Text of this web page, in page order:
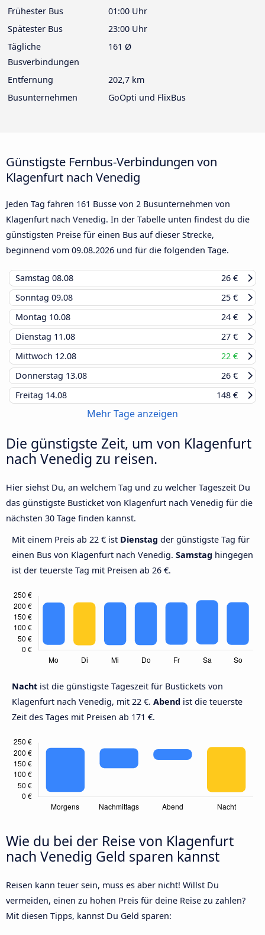
Frühester Bus
01:00 Uhr
Spätester Bus
23:00 Uhr
Tägliche
Busverbindungen
161 Ø
Entfernung
202,7 km
Busunternehmen
GoOpti und FlixBus
Günstigste Fernbus-Verbindungen von
Klagenfurt nach Venedig
Jeden Tag fahren 161 Busse von 2 Busunternehmen von
Klagenfurt nach Venedig. In der Tabelle unten findest du die
günstigsten Preise für einen Bus auf dieser Strecke,
beginnend vom 09.08.2026 und für die folgenden Tage.
Samstag 08.08
26 €
Sonntag 09.08
25 €
Montag 10.08
24 €
Dienstag 11.08
27 €
Mittwoch 12.08
22 €
Donnerstag 13.08
26 €
Freitag 14.08 148 €
Mehr Tage anzeigen
Die günstigste Zeit, um von Klagenfurt
nach Venedig zu reisen.
Hier siehst Du, an welchem Tag und zu welcher Tageszeit Du
das günstigste Busticket von Klagenfurt nach Venedig für die
nächsten 30 Tage finden kannst.
Mit einem Preis ab 22 € ist Dienstag der günstigste Tag für
einen Bus von Klagenfurt nach Venedig. Samstag hingegen
ist der teuerste Tag mit Preisen ab 26 €.
Nacht ist die günstigste Tageszeit für Bustickets von
Klagenfurt nach Venedig, mit 22 €. Abend ist die teuerste
Zeit des Tages mit Preisen ab 171 €.
Wie du bei der Reise von Klagenfurt
nach Venedig Geld sparen kannst
Reisen kann teuer sein, muss es aber nicht! Willst Du
vermeiden, einen zu hohen Preis für deine Reise zu zahlen?
Mit diesen Tipps, kannst Du Geld sparen: